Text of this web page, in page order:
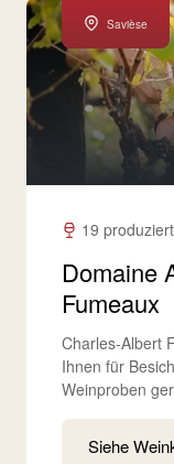
Savièse
19
Domaine
Fumeaux
Charles-Albert
Ihnen für
Weinproben
Siehe